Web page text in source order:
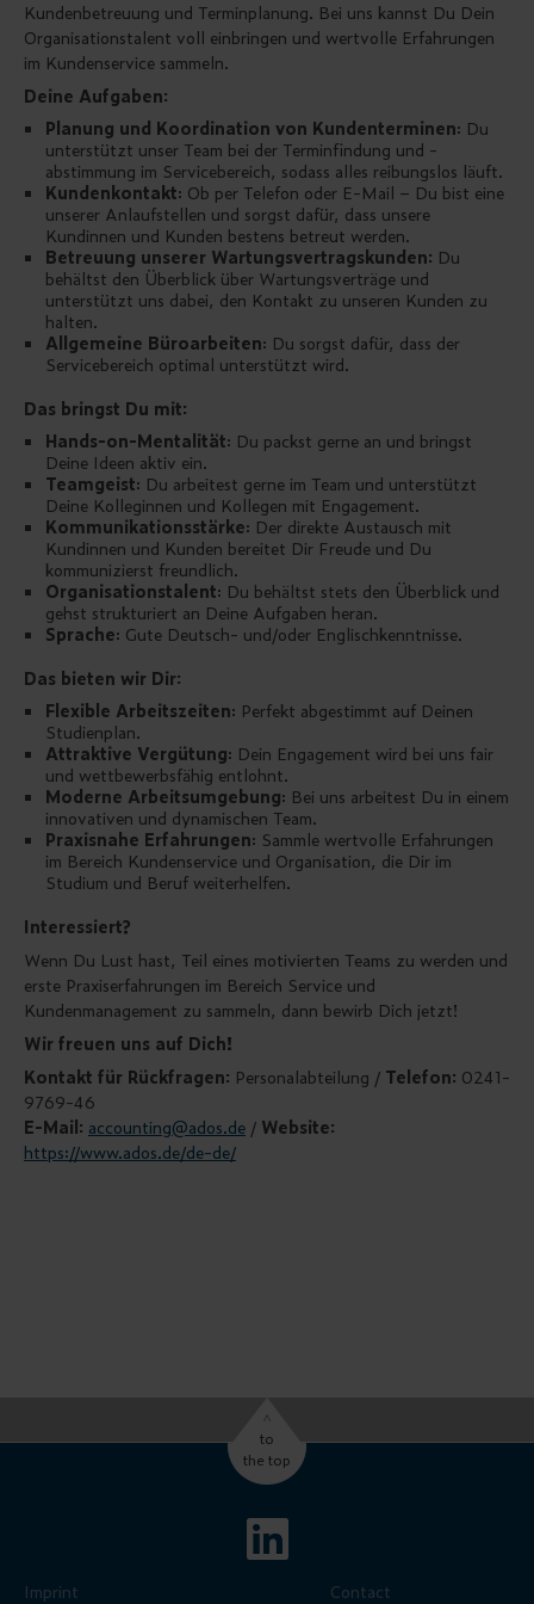
Kundenbetreuung und Terminplanung. Bei uns kannst Du Dein
Organisationstalent voll einbringen und wertvolle Erfahrungen
im Kundenservice sammeln.
Deine Aufgaben:
Planung und Koordination von Kundenterminen: Du
unterstützt unser Team bei der Terminfindung und -
abstimmung im Servicebereich, sodass alles reibungslos läuft.
Kundenkontakt: Ob per Telefon oder E-Mail – Du bist eine
unserer Anlaufstellen und sorgst dafür, dass unsere
Kundinnen und Kunden bestens betreut werden.
Betreuung unserer Wartungsvertragskunden: Du
behältst den Überblick über Wartungsverträge und
unterstützt uns dabei, den Kontakt zu unseren Kunden zu
halten.
Allgemeine Büroarbeiten: Du sorgst dafür, dass der
Servicebereich optimal unterstützt wird.
Das bringst Du mit:
Hands-on-Mentalität: Du packst gerne an und bringst
Deine Ideen aktiv ein.
Teamgeist: Du arbeitest gerne im Team und unterstützt
Deine Kolleginnen und Kollegen mit Engagement.
Kommunikationsstärke: Der direkte Austausch mit
Kundinnen und Kunden bereitet Dir Freude und Du
kommunizierst freundlich.
Organisationstalent: Du behältst stets den Überblick und
gehst strukturiert an Deine Aufgaben heran.
Sprache: Gute Deutsch- und/oder Englischkenntnisse.
Das bieten wir Dir:
Flexible Arbeitszeiten: Perfekt abgestimmt auf Deinen
Studienplan.
Attraktive Vergütung: Dein Engagement wird bei uns fair
und wettbewerbsfähig entlohnt.
Moderne Arbeitsumgebung: Bei uns arbeitest Du in einem
innovativen und dynamischen Team.
Praxisnahe Erfahrungen: Sammle wertvolle Erfahrungen
im Bereich Kundenservice und Organisation, die Dir im
Studium und Beruf weiterhelfen.
Interessiert?
Wenn Du Lust hast, Teil eines motivierten Teams zu werden und
erste Praxiserfahrungen im Bereich Service und
Kundenmanagement zu sammeln, dann bewirb Dich jetzt!
Wir freuen uns auf Dich!
Kontakt für Rückfragen: Personalabteilung / Telefon: 0241-
9769-46
E-Mail: accounting@ados.de / Website:
https://www.ados.de/de-de/
^
to
the top
Imprint Contact